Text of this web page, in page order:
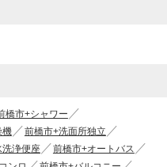
橋市+シャワー
機
前橋市+洗面所独立
浄便座
前橋市+オートバス